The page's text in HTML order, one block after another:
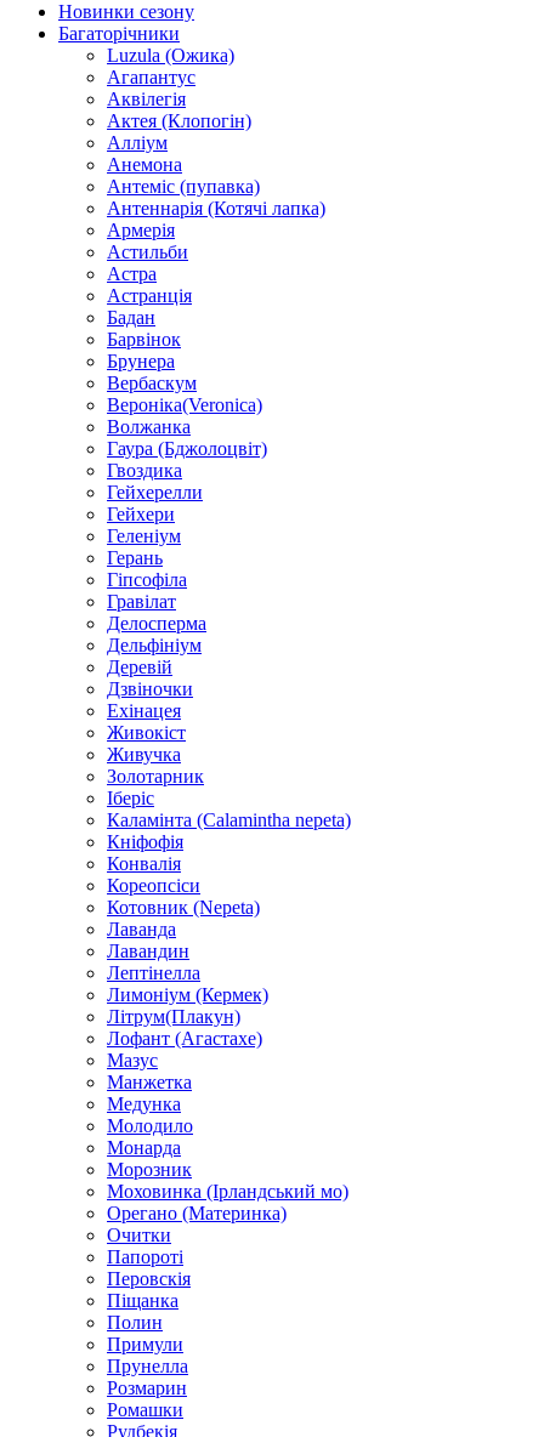
Новинки сезону
Багаторічники
Luzula (Ожика)
Агапантус
Аквілегія
Актея (Клопогін)
Алліум
Анемона
Антеміс (пупавка)
Антеннарія (Котячі лапка)
Армерія
Астильби
Астра
Астранція
Бадан
Барвінок
Брунера
Вербаскум
Вероніка(Veronica)
Волжанка
Гаура (Бджолоцвіт)
Гвоздика
Гейхерелли
Гейхери
Геленіум
Герань
Гіпсофіла
Гравілат
Делосперма
Дельфініум
Деревій
Дзвіночки
Ехінацея
Живокіст
Живучка
Золотарник
Іберіс
Каламінта (Calamintha nepeta)
Кніфофія
Конвалія
Кореопсіси
Котовник (Nepeta)
Лаванда
Лавандин
Лептінелла
Лимоніум (Кермек)
Літрум(Плакун)
Лофант (Агастахе)
Мазус
Манжетка
Медунка
Молодило
Монарда
Морозник
Моховинка (Ірландський мо)
Орегано (Материнка)
Очитки
Папороті
Перовскія
Піщанка
Полин
Примули
Прунелла
Розмарин
Ромашки
Рудбекія